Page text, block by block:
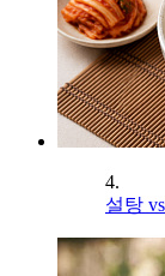
4.
설탕